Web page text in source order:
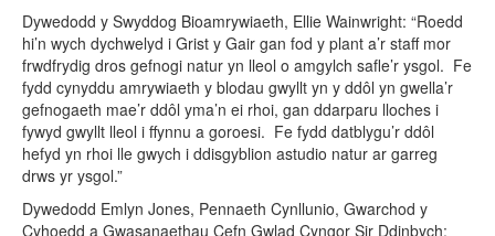
Dywedodd y Swyddog Bioamrywiaeth, Ellie Wainwright: “Roedd
hi’n wych dychwelyd i Grist y Gair gan fod y plant a’r staff mor
frwdfrydig dros gefnogi natur yn lleol o amgylch safle’r ysgol. Fe
fydd cynyddu amrywiaeth y blodau gwyllt yn y ddôl yn gwella’r
gefnogaeth mae’r ddôl yma’n ei rhoi, gan ddarparu lloches i
fywyd gwyllt lleol i ffynnu a goroesi. Fe fydd datblygu’r ddôl
hefyd yn rhoi lle gwych i ddisgyblion astudio natur ar garreg
drws yr ysgol.”
Dywedodd Emlyn Jones, Pennaeth Cynllunio, Gwarchod y
Cyhoedd a Gwasanaethau Cefn Gwlad Cyngor Sir Ddinbych: